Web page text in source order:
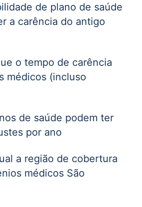
de plano de saúde
a carência do antigo
o tempo de carência
médicos (incluso
de saúde podem ter
por ano
a região de cobertura
médicos São